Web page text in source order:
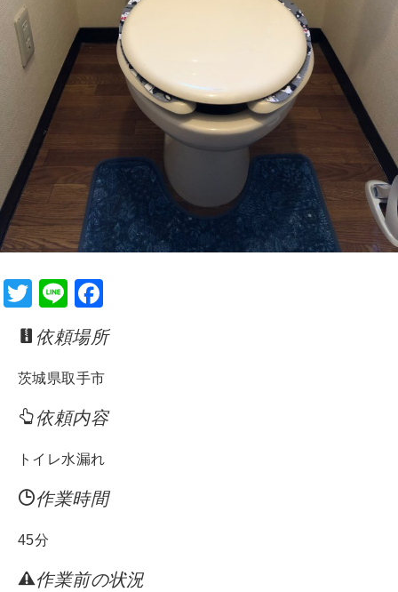
T
wi
tt
er
Li
n
e
a
c
e
b
o
o
k
依頼場所
茨城県取手市
依頼内容
トイレ水漏れ
作業時間
45分
作業前の状況